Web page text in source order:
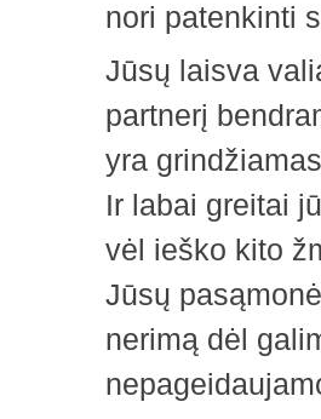
nori patenkinti
Jūsų laisva
partnerį
yra
Ir labai greitai
vėl ieško kito
Jūsų
nerimą dėl